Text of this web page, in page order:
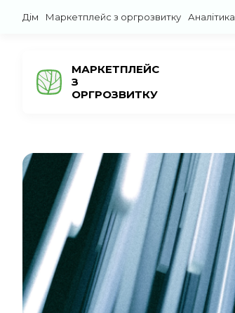
Дім Маркетплейс з оргрозвитку Аналітика
МАРКЕТПЛЕЙС
З
ОРГРОЗВИТКУ